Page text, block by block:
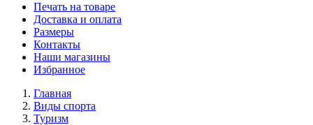
Печать на товаре
Доставка и оплата
Размеры
Контакты
Наши магазины
Избранное
Главная
Виды спорта
Туризм